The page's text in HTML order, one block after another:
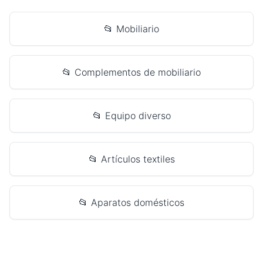
📂 Mobiliario
📂 Complementos de mobiliario
📂 Equipo diverso
📂 Artículos textiles
📂 Aparatos domésticos